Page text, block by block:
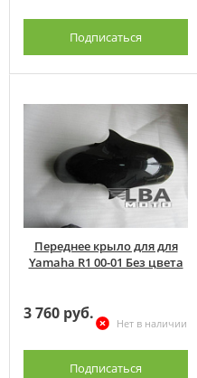
Подписаться
Переднее крыло для для
Yamaha R1 00-01 Без цвета
3 760 руб.
Нет в наличии
Подписаться